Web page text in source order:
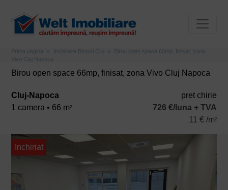
Prima pagina Inchiriere Birouri Cluj
Birou open space 66mp, finisat, zona
Vivo Cluj Napoca
Birou open space 66mp, finisat, zona Vivo Cluj Napoca
Cluj-Napoca
1 camera • 66 m2
pret chirie
726 €/luna + TVA
11 € /m2
Inchiriat